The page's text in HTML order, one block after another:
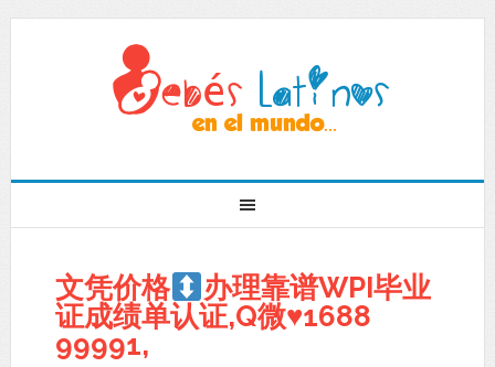
文凭价格
办理靠谱WPI毕业
证成绩单认证,Q微♥1688
99991,